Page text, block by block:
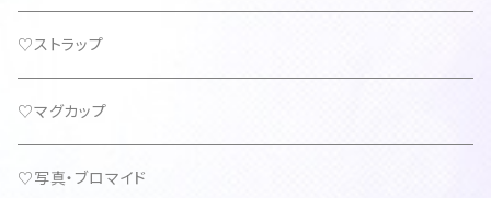
♡ストラップ
♡マグカップ
♡写真・ブロマイド